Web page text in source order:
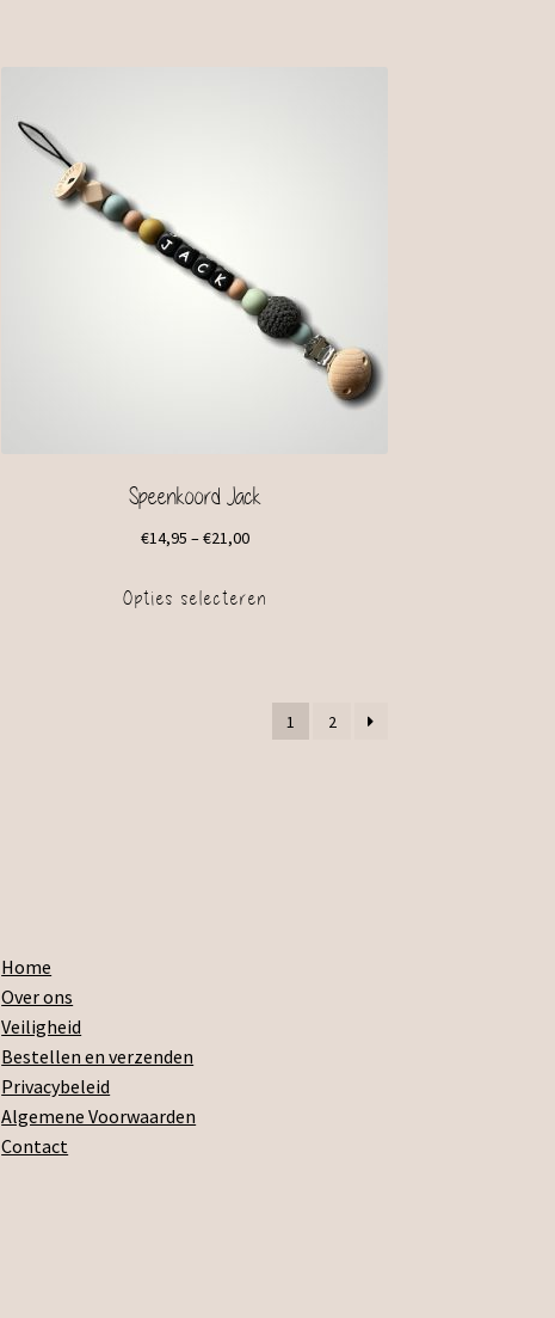
Speenkoord Jack
€14,95 –€21,00
Opties selecteren
1 2
Home
Over ons
Veiligheid
Bestellen en verzenden
Privacybeleid
Algemene Voorwaarden
Contact